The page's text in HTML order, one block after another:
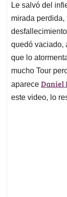
s
A
p
p
b
o
o
k
Le salvó del
mirada perdida,
quedó vaciado,
que lo
mucho Tour
aparece Daniel
este video, lo